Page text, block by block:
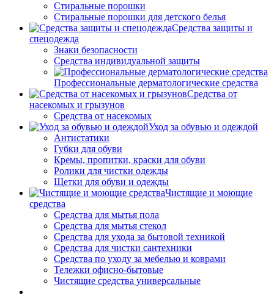
Стиральные порошки
Стиральные порошки для детского белья
Средства защиты и
спецодежда
Знаки безопасности
Средства индивидуальной защиты
Профессиональные дерматологические средства
Средства от
насекомых и грызунов
Средства от насекомых
Уход за обувью и одеждой
Антистатики
Губки для обуви
Кремы, пропитки, краски для обуви
Ролики для чистки одежды
Щетки для обуви и одежды
Чистящие и моющие
средства
Средства для мытья пола
Средства для мытья стекол
Средства для ухода за бытовой техникой
Средства для чистки сантехники
Средства по уходу за мебелью и коврами
Тележки офисно-бытовые
Чистящие средства универсальные